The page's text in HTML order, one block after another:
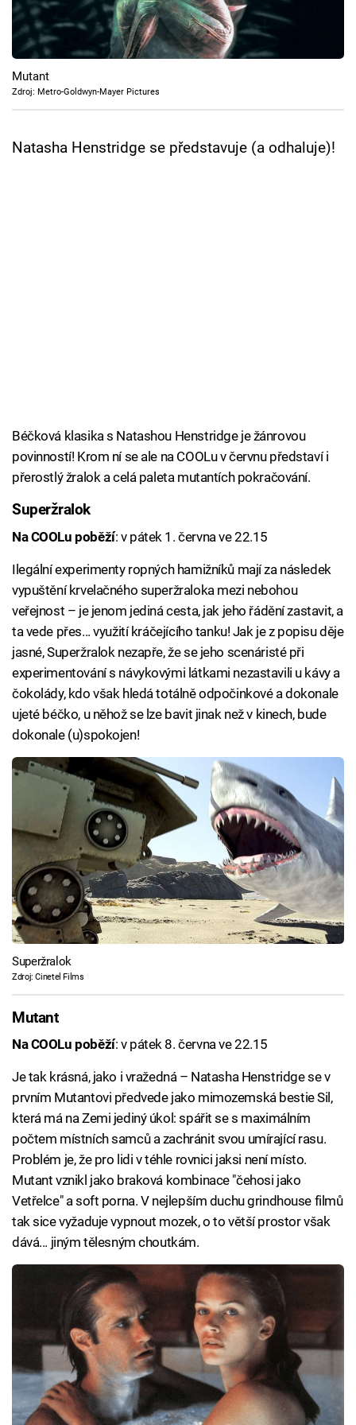
Cool Esport
Pořady
TV Program
Mutant
Zdroj: Metro-Goldwyn-Mayer Pictures
Natasha Henstridge se představuje (a odhaluje)!
Béčková klasika s Natashou Henstridge je žánrovou
povinností! Krom ní se ale na COOLu v červnu představí i
přerostlý žralok a celá paleta mutantích pokračování.
Superžralok
Na COOLu poběží: v pátek 1. června ve 22.15
Ilegální experimenty ropných hamižníků mají za následek
vypuštění krvelačného superžraloka mezi nebohou
veřejnost – je jenom jediná cesta, jak jeho řádění zastavit, a
ta vede přes... využití kráčejícího tanku! Jak je z popisu děje
jasné, Superžralok nezapře, že se jeho scenáristé při
experimentování s návykovými látkami nezastavili u kávy a
čokolády, kdo však hledá totálně odpočinkové a dokonale
ujeté béčko, u něhož se lze bavit jinak než v kinech, bude
dokonale (u)spokojen!
Superžralok
Zdroj: Cinetel Films
Mutant
Na COOLu poběží: v pátek 8. června ve 22.15
Je tak krásná, jako i vražedná – Natasha Henstridge se v
prvním Mutantovi předvede jako mimozemská bestie Sil,
která má na Zemi jediný úkol: spářit se s maximálním
počtem místních samců a zachránit svou umírající rasu.
Problém je, že pro lidi v téhle rovnici jaksi není místo.
Mutant vznikl jako braková kombinace "čehosi jako
Vetřelce" a soft porna. V nejlepším duchu grindhouse filmů
tak sice vyžaduje vypnout mozek, o to větší prostor však
dává... jiným tělesným choutkám.